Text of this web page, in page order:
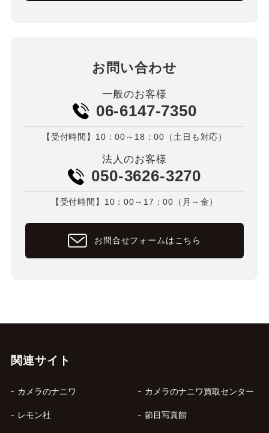
お問い合わせ
一般のお客様
06-6147-7350
【受付時間】10：00～18：00（土日も対応）
法人のお客様
050-3626-3270
【受付時間】10：00～17：00（月～金）
お問合せフォームはこちら
関連サイト
カメラのナニワ カメラのナニワ買取センター
レモン社 節目写真館